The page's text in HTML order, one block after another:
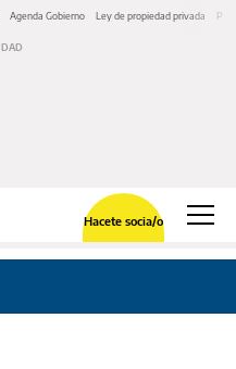
Agenda Gobierno Ley de propiedad privada
Hacete socia/o